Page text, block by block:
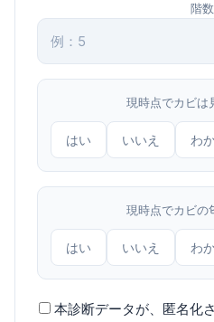
階数
現時点でカビは
はい いいえ わ
現時点でカビの
はい いいえ わ
本診断データが、匿名化